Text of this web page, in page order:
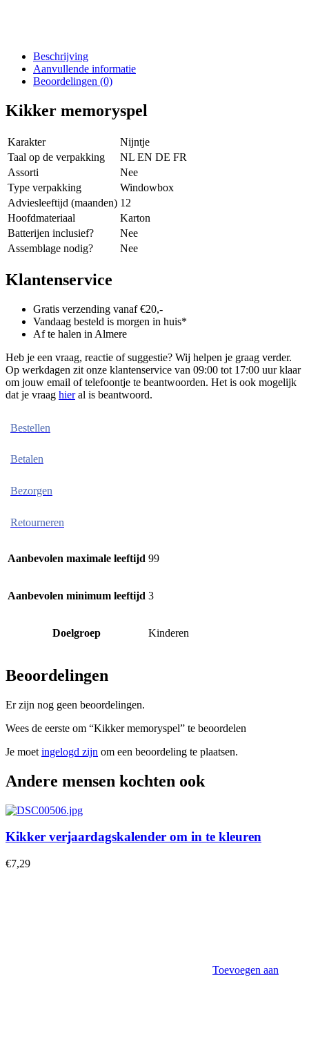
Beschrijving
Aanvullende informatie
Beoordelingen (0)
Kikker memoryspel
Karakter
Nijntje
Taal op de verpakking
NL EN DE FR
Assorti
Nee
Type verpakking
Windowbox
Adviesleeftijd (maanden) 12
Hoofdmateriaal
Karton
Batterijen inclusief?
Nee
Assemblage nodig?
Nee
Klantenservice
Gratis verzending vanaf €20,-
Vandaag besteld is morgen in huis*
Af te halen in Almere
Heb je een vraag, reactie of suggestie? Wij helpen je graag verder.
Op werkdagen zit onze klantenservice van 09:00 tot 17:00 uur klaar
om jouw email of telefoontje te beantwoorden. Het is ook mogelijk
dat je vraag hieral is beantwoord.
Bestellen
Betalen
Bezorgen
Retourneren
Aanbevolen maximale leeftijd 99
Aanbevolen minimum leeftijd 3
Doelgroep Kinderen
Beoordelingen
Er zijn nog geen beoordelingen.
Wees de eerste om “Kikker memoryspel” te beoordelen
Je moet ingelogd zijn om een beoordeling te plaatsen.
Andere mensen kochten ook
Kikker verjaardagskalender om in te kleuren
€7,29
Toevoegen aan